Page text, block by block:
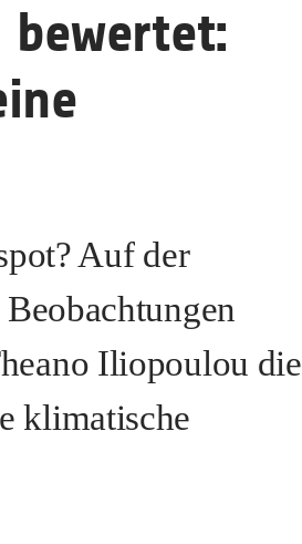
bewertet:
Auf der
Iliopoulou die
klimatische